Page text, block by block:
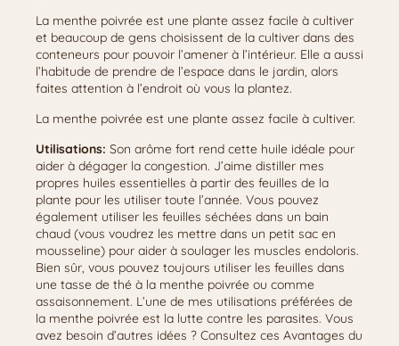
La menthe poivrée est une plante assez facile à cultiver
et beaucoup de gens choisissent de la cultiver dans des
conteneurs pour pouvoir l’amener à l’intérieur. Elle a aussi
l’habitude de prendre de l’espace dans le jardin, alors
faites attention à l’endroit où vous la plantez.
La menthe poivrée est une plante assez facile à cultiver.
Utilisations: Son arôme fort rend cette huile idéale pour
aider à dégager la congestion. J’aime distiller mes
propres huiles essentielles à partir des feuilles de la
plante pour les utiliser toute l’année. Vous pouvez
également utiliser les feuilles séchées dans un bain
chaud (vous voudrez les mettre dans un petit sac en
mousseline) pour aider à soulager les muscles endoloris.
Bien sûr, vous pouvez toujours utiliser les feuilles dans
une tasse de thé à la menthe poivrée ou comme
assaisonnement. L’une de mes utilisations préférées de
la menthe poivrée est la lutte contre les parasites. Vous
avez besoin d’autres idées ? Consultez ces Avantages du